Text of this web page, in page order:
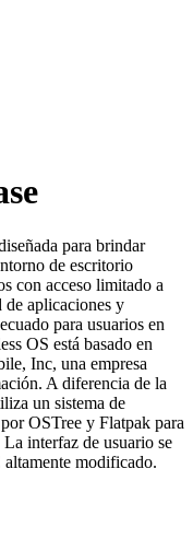
para brindar
de escritorio
con acceso limitado a
de aplicaciones y
para usuarios en
OS está basado en
Inc, una empresa
A diferencia de la
un sistema de
OSTree y Flatpak para
interfaz de usuario se
modificado.